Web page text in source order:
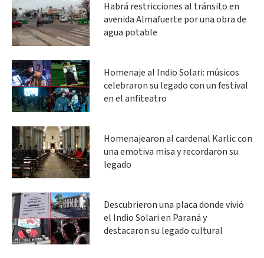
Habrá restricciones al tránsito en
avenida Almafuerte por una obra de
agua potable
Homenaje al Indio Solari: músicos
celebraron su legado con un festival
en el anfiteatro
Homenajearon al cardenal Karlic con
una emotiva misa y recordaron su
legado
Descubrieron una placa donde vivió
el Indio Solari en Paraná y
destacaron su legado cultural